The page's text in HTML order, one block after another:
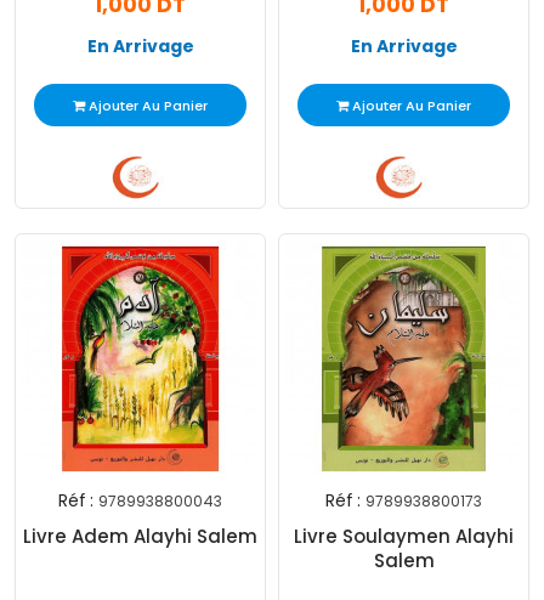
En Arrivage
Ajouter Au Panier
En Arrivage
Ajouter Au Panier
Réf : 9789938800043
Livre Adem Alayhi Salem
Réf : 9789938800173
Livre Soulaymen Alayhi
Salem